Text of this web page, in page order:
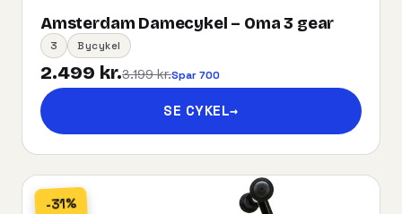
Amsterdam Damecykel – Oma 3 gear
3 Bycykel
2.499 kr.3.199 kr.Spar 700
SE CYKEL→
-31%